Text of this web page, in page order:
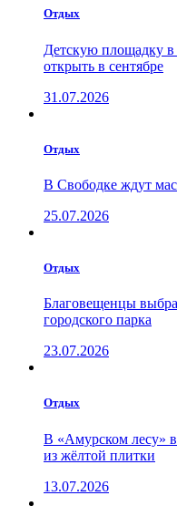
Отдых
Детскую площадку
открыть в сентябре
31.07.2026
Отдых
В Свободке ждут
25.07.2026
Отдых
Благовещенцы
городского парка
23.07.2026
Отдых
В «Амурском лесу» в
из жёлтой плитки
13.07.2026